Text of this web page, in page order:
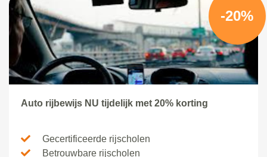
-20%
Auto rijbewijs NU tijdelijk met 20% korting
Gecertificeerde rijscholen
Betrouwbare rijscholen